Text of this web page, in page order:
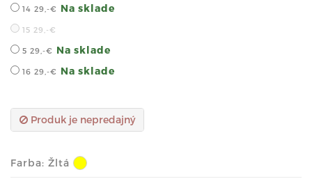
14 29,-€ Na sklade
15 29,-€
5 29,-€ Na sklade
16 29,-€ Na sklade
Produk je nepredajný
Farba: Žltá